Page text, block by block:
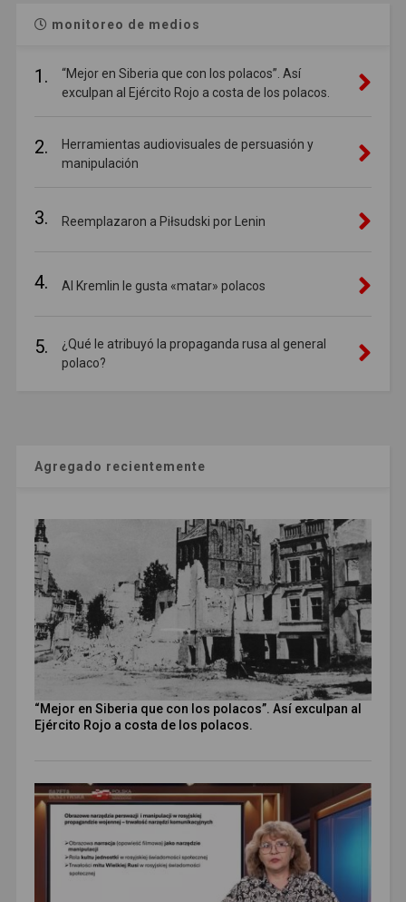
monitoreo de medios
1.
“Mejor en Siberia que con los polacos”. Así
exculpan al Ejército Rojo a costa de los polacos.
2.
Herramientas audiovisuales de persuasión y
manipulación
3. Reemplazaron a Piłsudski por Lenin
4. Al Kremlin le gusta «matar» polacos
5.
¿Qué le atribuyó la propaganda rusa al general
polaco?
Agregado recientemente
“Mejor en Siberia que con los polacos”. Así exculpan al
Ejército Rojo a costa de los polacos.